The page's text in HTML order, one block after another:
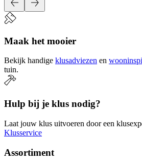
Maak het mooier
Bekijk handige klusadviezen en
tuin.
Hulp bij je klus nodig?
Laat jouw klus uitvoeren door een
Klusservice
Assortiment